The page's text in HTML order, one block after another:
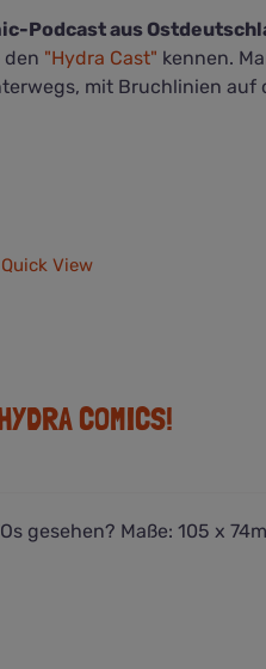
Podcast aus
den "Hydra Cast" kennen.
mit Bruchlinien auf
Quick View
COMICS!
gesehen? Maße: 105 x